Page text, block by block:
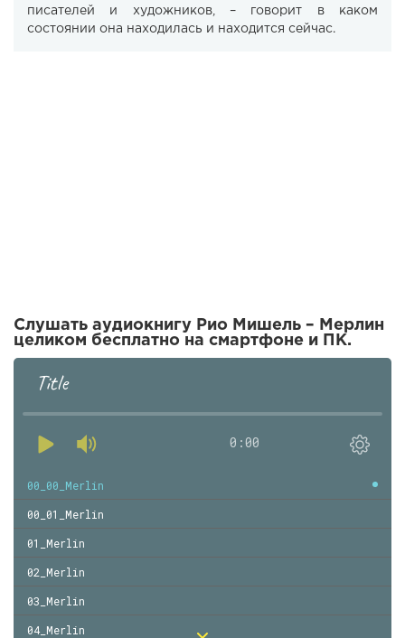
писателей и художников, – говорит в каком
состоянии она находилась и находится сейчас.
Слушать аудиокнигу Рио Мишель – Мерлин
целиком бесплатно на смартфоне и ПК.
Title
0:00
00_00_Merlin
00_01_Merlin
01_Merlin
02_Merlin
03_Merlin
04_Merlin